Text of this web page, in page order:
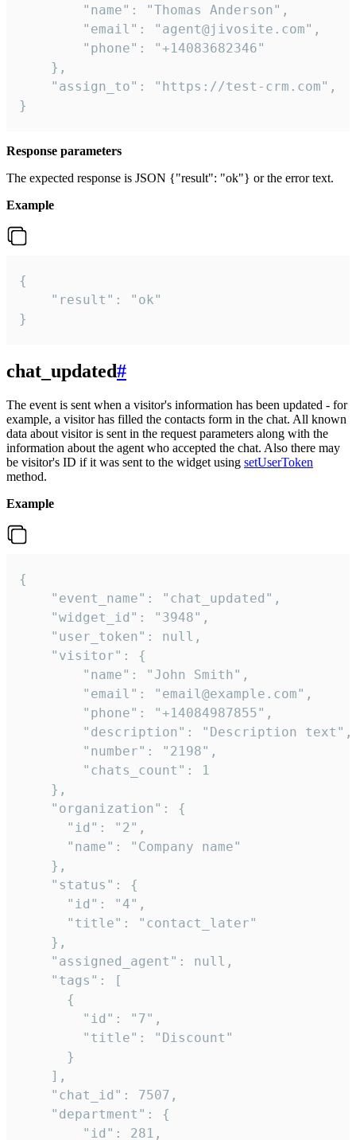
        "name": "Thomas Anderson",
        "email": "agent@jivosite.com",
        "phone": "+14083682346"
    },
    "assign_to": "https://test-crm.com",
}
Response parameters
The expected response is JSON {"result": "ok"} or the error text.
Example
{
    "result": "ok"
}
chat_updated#
The event is sent when a visitor's information has been updated - for
example, a visitor has filled the contacts form in the chat. All known
data about visitor is sent in the request parameters along with the
information about the agent who accepted the chat. Also there may
be visitor's ID if it was sent to the widget using setUserToken
method.
Example
{
    "event_name": "chat_updated",
    "widget_id": "3948",
    "user_token": null,
    "visitor": {
        "name": "John Smith",
        "email": "email@example.com",
        "phone": "+14084987855",
        "description": "Description text",
        "number": "2198",
        "chats_count": 1
    },
    "organization": {
      "id": "2",
      "name": "Company name"
    },
    "status": {
      "id": "4",
      "title": "contact_later"
    },
    "assigned_agent": null,
    "tags": [
      {
        "id": "7",
        "title": "Discount"
      }
    ],
    "chat_id": 7507,
    "department": {
        "id": 281,